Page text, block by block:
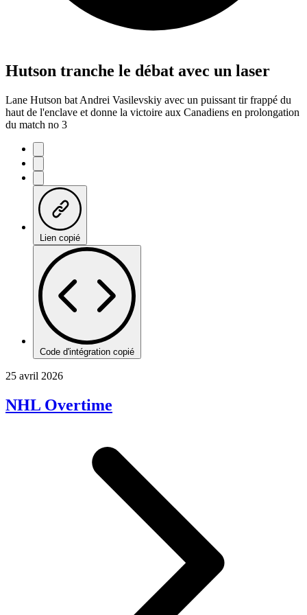
Hutson tranche le débat avec un laser
Lane Hutson bat Andrei Vasilevskiy avec un puissant tir frappé du
haut de l'enclave et donne la victoire aux Canadiens en prolongation
du match no 3
Lien copié
Code d'intégration copié
25 avril 2026
NHL Overtime